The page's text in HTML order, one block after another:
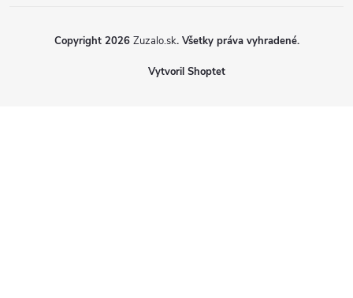
Vytvoril Shoptet
Copyright 2026 Zuzalo.sk. Všetky práva vyhradené.